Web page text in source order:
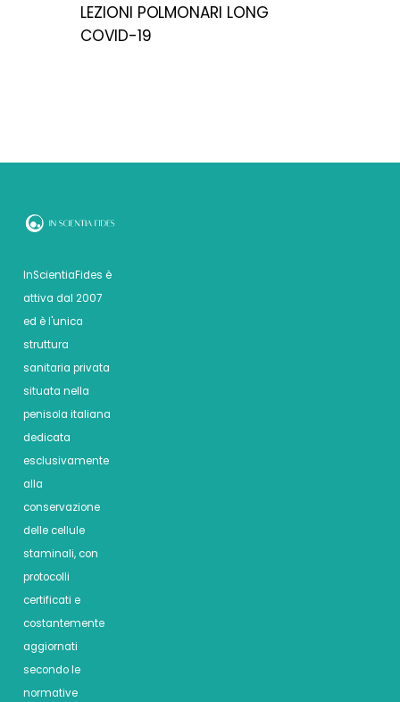
LEZIONI POLMONARI LONG
COVID-19
InScientiaFides è
attiva dal 2007
ed è l'unica
struttura
sanitaria privata
situata nella
penisola italiana
dedicata
esclusivamente
alla
conservazione
delle cellule
staminali, con
protocolli
certificati e
costantemente
aggiornati
secondo le
normative